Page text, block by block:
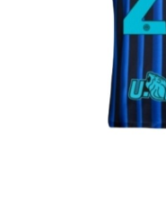
Storleksguiden